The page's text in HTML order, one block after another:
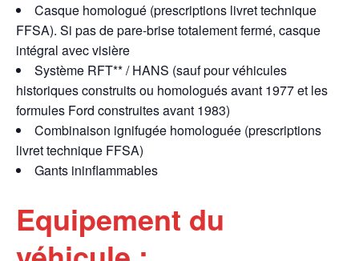
Casque homologué (prescriptions livret technique
FFSA). Si pas de pare-brise totalement fermé, casque
intégral avec visière
Système RFT** / HANS (sauf pour véhicules
historiques construits ou homologués avant 1977 et les
formules Ford construites avant 1983)
Combinaison ignifugée homologuée (prescriptions
livret technique FFSA)
Gants ininflammables
Equipement du